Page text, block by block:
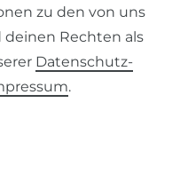
zu den von uns
Rechten als
Daten­schutz­
.